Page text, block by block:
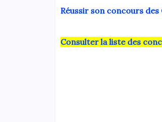
Réussir son concours
Consulter la liste des